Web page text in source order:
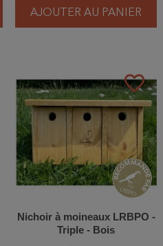
AJOUTER AU PANIER
favorite_border
Nichoir à moineaux LRBPO -
Triple - Bois